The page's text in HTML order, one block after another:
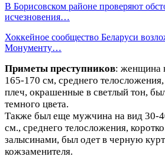
В Борисовском районе проверяют
исчезновения…
Хоккейное сообщество Беларуси
Монументу…
Приметы преступников: женщина
165-170 см, среднего
плеч, окрашенные в светлый тон,
темного цвета.
Также был еще мужчина на вид 30-
см., среднего телосложения,
залысинами, был одет в черную
кожзаменителя.